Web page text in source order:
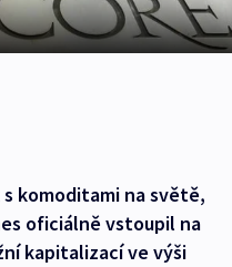
komoditami na světě,
oficiálně vstoupil na
kapitalizací ve výši